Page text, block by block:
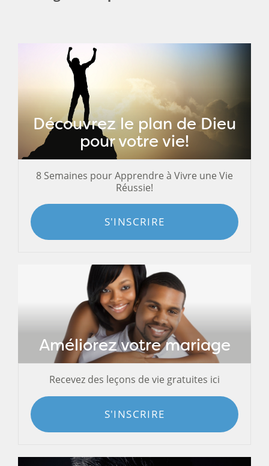
Découvrez le plan de Dieu
pour votre vie!
8 Semaines pour Apprendre à Vivre une Vie
Réussie!
S'INSCRIRE
Améliorez votre mariage
Recevez des leçons de vie gratuites ici
S'INSCRIRE